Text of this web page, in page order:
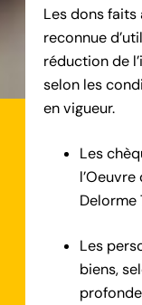
Les dons faits
reconnue
réduction de
selon les
en vigueur.
Les
Delorme
Les
biens,